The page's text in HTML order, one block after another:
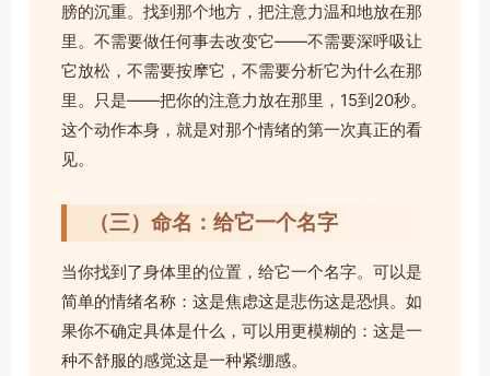
膀的沉重。找到那个地方，把注意力温和地放在那
里。不需要做任何事去改变它——不需要深呼吸让
它放松，不需要按摩它，不需要分析它为什么在那
里。只是——把你的注意力放在那里，15到20秒。
这个动作本身，就是对那个情绪的第一次真正的看
见。
（三）命名：给它一个名字
当你找到了身体里的位置，给它一个名字。可以是
简单的情绪名称：这是焦虑这是悲伤这是恐惧。如
果你不确定具体是什么，可以用更模糊的：这是一
种不舒服的感觉这是一种紧绷感。